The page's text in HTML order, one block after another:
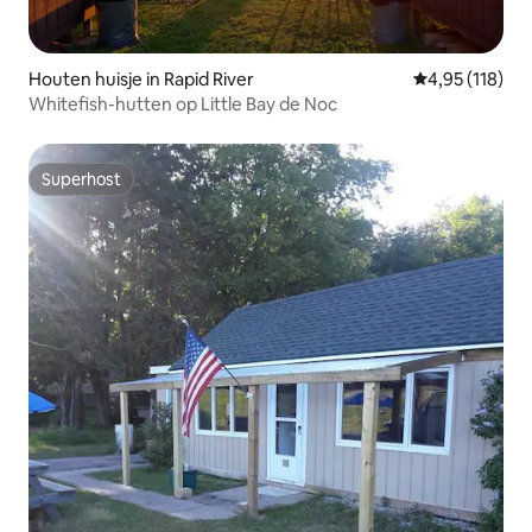
Houten huisje in Rapid River Gemiddelde
4,95 (118)
Whitefish-hutten op Little Bay de Noc
Superhost
Superhost